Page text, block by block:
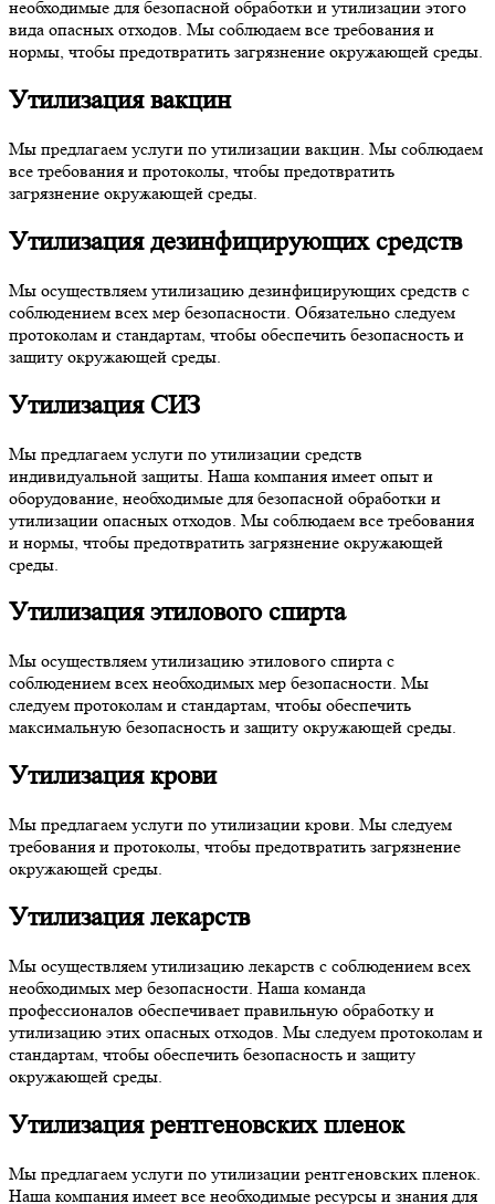
необходимые для безопасной обработки и утилизации этого
вида опасных отходов. Мы соблюдаем все требования и
нормы, чтобы предотвратить загрязнение окружающей среды.
Утилизация вакцин
Мы предлагаем услуги по утилизации вакцин. Мы соблюдаем
все требования и протоколы, чтобы предотвратить
загрязнение окружающей среды.
Утилизация дезинфицирующих средств
Мы осуществляем утилизацию дезинфицирующих средств с
соблюдением всех мер безопасности. Обязательно следуем
протоколам и стандартам, чтобы обеспечить безопасность и
защиту окружающей среды.
Утилизация СИЗ
Мы предлагаем услуги по утилизации средств
индивидуальной защиты. Наша компания имеет опыт и
оборудование, необходимые для безопасной обработки и
утилизации опасных отходов. Мы соблюдаем все требования
и нормы, чтобы предотвратить загрязнение окружающей
среды.
Утилизация этилового спирта
Мы осуществляем утилизацию этилового спирта с
соблюдением всех необходимых мер безопасности. Мы
следуем протоколам и стандартам, чтобы обеспечить
максимальную безопасность и защиту окружающей среды.
Утилизация крови
Мы предлагаем услуги по утилизации крови. Мы следуем
требования и протоколы, чтобы предотвратить загрязнение
окружающей среды.
Утилизация лекарств
Мы осуществляем утилизацию лекарств с соблюдением всех
необходимых мер безопасности. Наша команда
профессионалов обеспечивает правильную обработку и
утилизацию этих опасных отходов. Мы следуем протоколам и
стандартам, чтобы обеспечить безопасность и защиту
окружающей среды.
Утилизация рентгеновских пленок
Мы предлагаем услуги по утилизации рентгеновских пленок.
Наша компания имеет все необходимые ресурсы и знания для